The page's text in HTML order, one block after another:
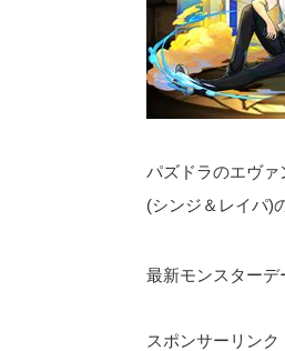
パズドラのエヴ
(シンジ＆レイパ)
最新モンスターデ
スポンサーリンク